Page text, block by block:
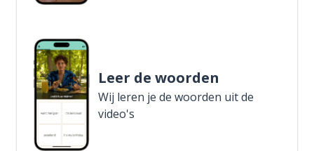
Leer de woorden
Wij leren je de woorden uit de
video's